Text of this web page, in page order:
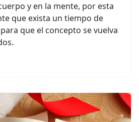
y en la mente, por esta
que exista un tiempo de
que el concepto se vuelva